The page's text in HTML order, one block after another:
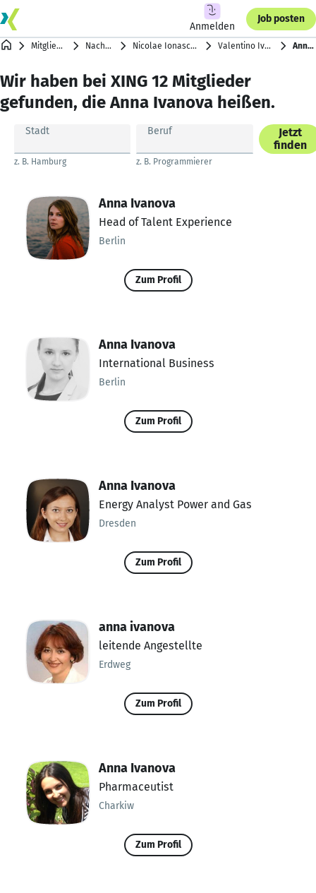
Anmelden
Job posten
Mitgliederverzeichnis Nachnamen mit I Nicolae Ionascu … Kleo izzyswebdesign Valentino Ivanov … Iryna Ivanova Anna Ivanova
Wir haben bei XING 12 Mitglieder
gefunden, die Anna Ivanova heißen.
Stadt
z. B. Hamburg
Beruf
z. B. Programmierer
Jetzt
finden
Anna Ivanova
Head of Talent Experience
Berlin
Zum Profil
Anna Ivanova
International Business
Berlin
Zum Profil
Anna Ivanova
Energy Analyst Power and Gas
Dresden
Zum Profil
anna ivanova
leitende Angestellte
Erdweg
Zum Profil
Anna Ivanova
Pharmaceutist
Charkiw
Zum Profil